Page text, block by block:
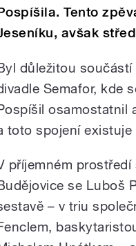
Tento
avšak
důležitou
Semafor, kde
osamostatnil
toto spojení
příjemném
se Luboš
– v triu